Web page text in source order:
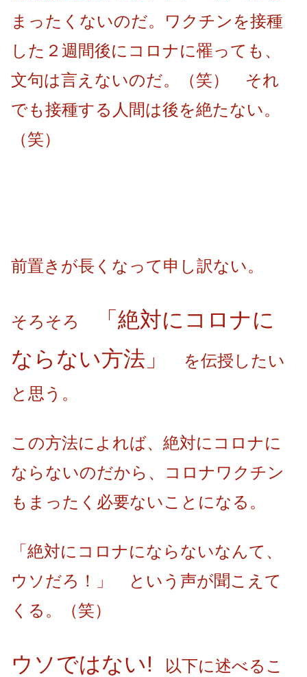
まったくないのだ。ワクチンを接種
した２週間後にコロナに罹っても、
文句は言えないのだ。（笑） それ
でも接種する人間は後を絶たない。
（笑）
前置きが長くなって申し訳ない。
そろそろ
「絶対にコロナに
ならない方法」
を伝授したい
と思う。
この方法によれば、絶対にコロナに
ならないのだから、コロナワクチン
もまったく必要ないことになる。
「絶対にコロナにならないなんて、
ウソだろ！」 という声が聞こえて
くる。（笑）
ウソではない!
以下に述べるこ